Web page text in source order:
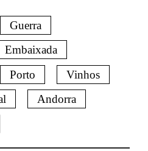
Guerra
Embaixada
Porto
Vinhos
Andorra